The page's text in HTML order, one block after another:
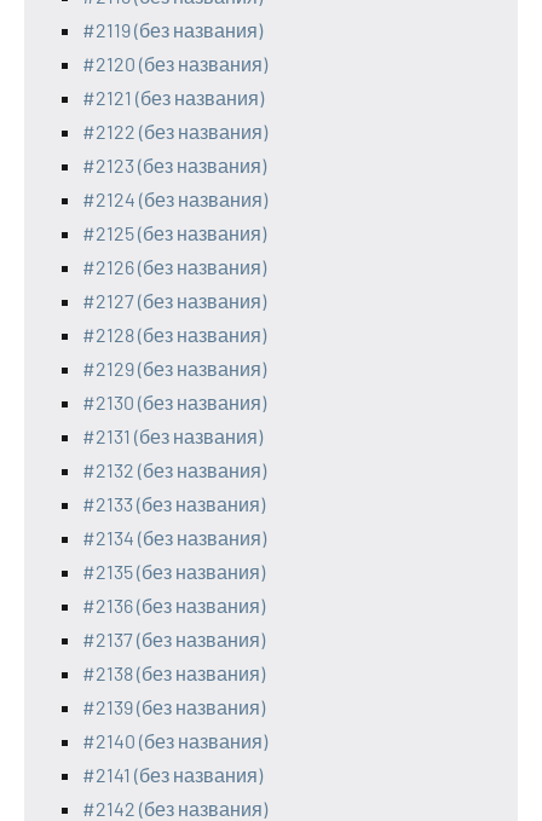
#2119 (без названия)
#2120 (без названия)
#2121 (без названия)
#2122 (без названия)
#2123 (без названия)
#2124 (без названия)
#2125 (без названия)
#2126 (без названия)
#2127 (без названия)
#2128 (без названия)
#2129 (без названия)
#2130 (без названия)
#2131 (без названия)
#2132 (без названия)
#2133 (без названия)
#2134 (без названия)
#2135 (без названия)
#2136 (без названия)
#2137 (без названия)
#2138 (без названия)
#2139 (без названия)
#2140 (без названия)
#2141 (без названия)
#2142 (без названия)